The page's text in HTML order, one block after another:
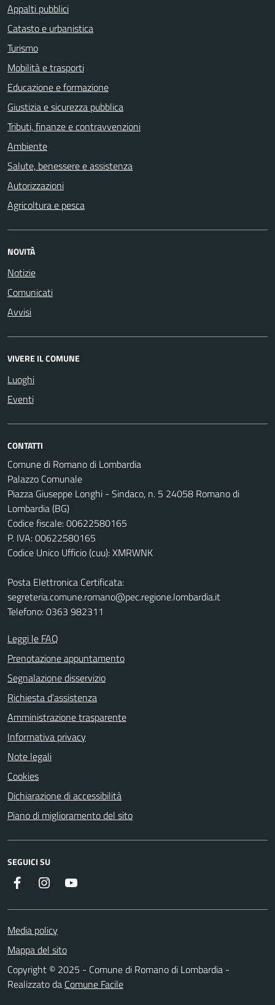
Appalti pubblici
Catasto e urbanistica
Turismo
Mobilità e trasporti
Educazione e formazione
Giustizia e sicurezza pubblica
Tributi, finanze e contravvenzioni
Ambiente
Salute, benessere e assistenza
Autorizzazioni
Agricoltura e pesca
NOVITÀ
Notizie
Comunicati
Avvisi
VIVERE IL COMUNE
Luoghi
Eventi
CONTATTI
Comune di Romano di Lombardia
Palazzo Comunale
Piazza Giuseppe Longhi - Sindaco, n. 5 24058 Romano di
Lombardia (BG)
Codice fiscale: 00622580165
P. IVA: 00622580165
Codice Unico Ufficio (cuu): XMRWNK
Posta Elettronica Certificata:
segreteria.comune.romano@pec.regione.lombardia.it
Telefono: 0363 982311
Leggi le FAQ
Prenotazione appuntamento
Segnalazione disservizio
Richiesta d'assistenza
Amministrazione trasparente
Informativa privacy
Note legali
Cookies
Dichiarazione di accessibilità
Piano di miglioramento del sito
SEGUICI SU
Facebook Instagram
Media policy
Mappa del sito
Copyright © 2025 - Comune di Romano di Lombardia -
Realizzato da Comune Facile